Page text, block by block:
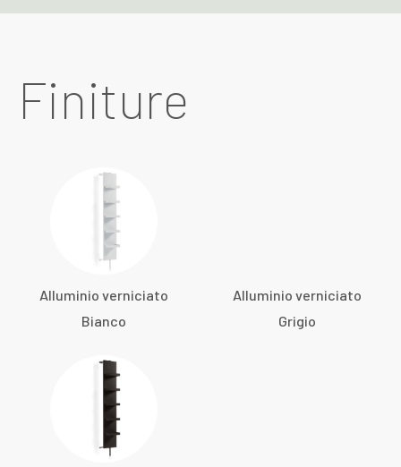
Finiture
Alluminio verniciato
Bianco
Alluminio verniciato
Grigio